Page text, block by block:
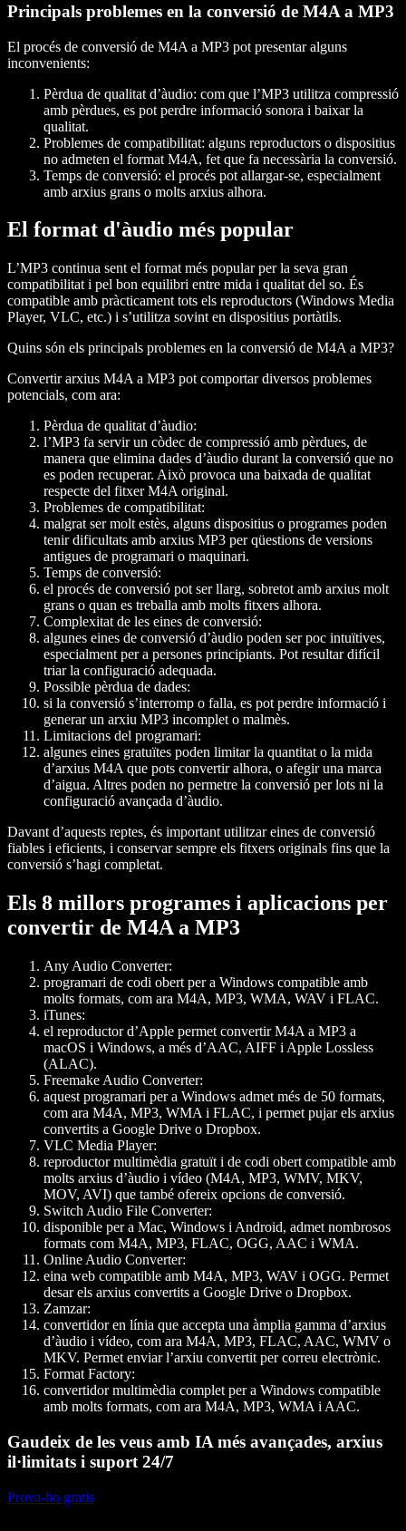
Principals problemes en la conversió de M4A a MP3
El procés de conversió de M4A a MP3 pot presentar alguns
inconvenients:
Pèrdua de qualitat d’àudio: com que l’MP3 utilitza compressió
amb pèrdues, es pot perdre informació sonora i baixar la
qualitat.
Problemes de compatibilitat: alguns reproductors o dispositius
no admeten el format M4A, fet que fa necessària la conversió.
Temps de conversió: el procés pot allargar-se, especialment
amb arxius grans o molts arxius alhora.
El format d'àudio més popular
L’MP3 continua sent el format més popular per la seva gran
compatibilitat i pel bon equilibri entre mida i qualitat del so. És
compatible amb pràcticament tots els reproductors (Windows Media
Player, VLC, etc.) i s’utilitza sovint en dispositius portàtils.
Quins són els principals problemes en la conversió de M4A a MP3?
Convertir arxius M4A a MP3 pot comportar diversos problemes
potencials, com ara:
Pèrdua de qualitat d’àudio:
l’MP3 fa servir un còdec de compressió amb pèrdues, de
manera que elimina dades d’àudio durant la conversió que no
es poden recuperar. Això provoca una baixada de qualitat
respecte del fitxer M4A original.
Problemes de compatibilitat:
malgrat ser molt estès, alguns dispositius o programes poden
tenir dificultats amb arxius MP3 per qüestions de versions
antigues de programari o maquinari.
Temps de conversió:
el procés de conversió pot ser llarg, sobretot amb arxius molt
grans o quan es treballa amb molts fitxers alhora.
Complexitat de les eines de conversió:
algunes eines de conversió d’àudio poden ser poc intuïtives,
especialment per a persones principiants. Pot resultar difícil
triar la configuració adequada.
Possible pèrdua de dades:
si la conversió s’interromp o falla, es pot perdre informació i
generar un arxiu MP3 incomplet o malmès.
Limitacions del programari:
algunes eines gratuïtes poden limitar la quantitat o la mida
d’arxius M4A que pots convertir alhora, o afegir una marca
d’aigua. Altres poden no permetre la conversió per lots ni la
configuració avançada d’àudio.
Davant d’aquests reptes, és important utilitzar eines de conversió
fiables i eficients, i conservar sempre els fitxers originals fins que la
conversió s’hagi completat.
Els 8 millors programes i aplicacions per
convertir de M4A a MP3
Any Audio Converter:
programari de codi obert per a Windows compatible amb
molts formats, com ara M4A, MP3, WMA, WAV i FLAC.
iTunes:
el reproductor d’Apple permet convertir M4A a MP3 a
macOS i Windows, a més d’AAC, AIFF i Apple Lossless
(ALAC).
Freemake Audio Converter:
aquest programari per a Windows admet més de 50 formats,
com ara M4A, MP3, WMA i FLAC, i permet pujar els arxius
convertits a Google Drive o Dropbox.
VLC Media Player:
reproductor multimèdia gratuït i de codi obert compatible amb
molts arxius d’àudio i vídeo (M4A, MP3, WMV, MKV,
MOV, AVI) que també ofereix opcions de conversió.
Switch Audio File Converter:
disponible per a Mac, Windows i Android, admet nombrosos
formats com M4A, MP3, FLAC, OGG, AAC i WMA.
Online Audio Converter:
eina web compatible amb M4A, MP3, WAV i OGG. Permet
desar els arxius convertits a Google Drive o Dropbox.
Zamzar:
convertidor en línia que accepta una àmplia gamma d’arxius
d’àudio i vídeo, com ara M4A, MP3, FLAC, AAC, WMV o
MKV. Permet enviar l’arxiu convertit per correu electrònic.
Format Factory:
convertidor multimèdia complet per a Windows compatible
amb molts formats, com ara M4A, MP3, WMA i AAC.
Gaudeix de les veus amb IA més avançades, arxius
il·limitats i suport 24/7
Prova-ho gratis